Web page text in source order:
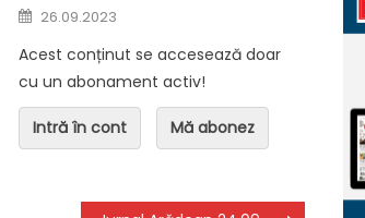
Posted on
26.09.2023
Acest conținut se accesează doar
cu un abonament activ!
Intră în cont Mă abonez